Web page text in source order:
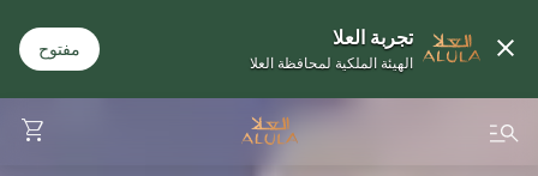
تجربة العلا
الهيئة الملكية لمحافظة العلا
مفتوح